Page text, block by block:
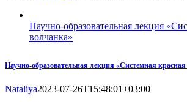
Научно-образовательная лекция
волчанка»
Научно-образовательная лекция «Системная
Nataliya2023-07-26T15:48:01+03:00